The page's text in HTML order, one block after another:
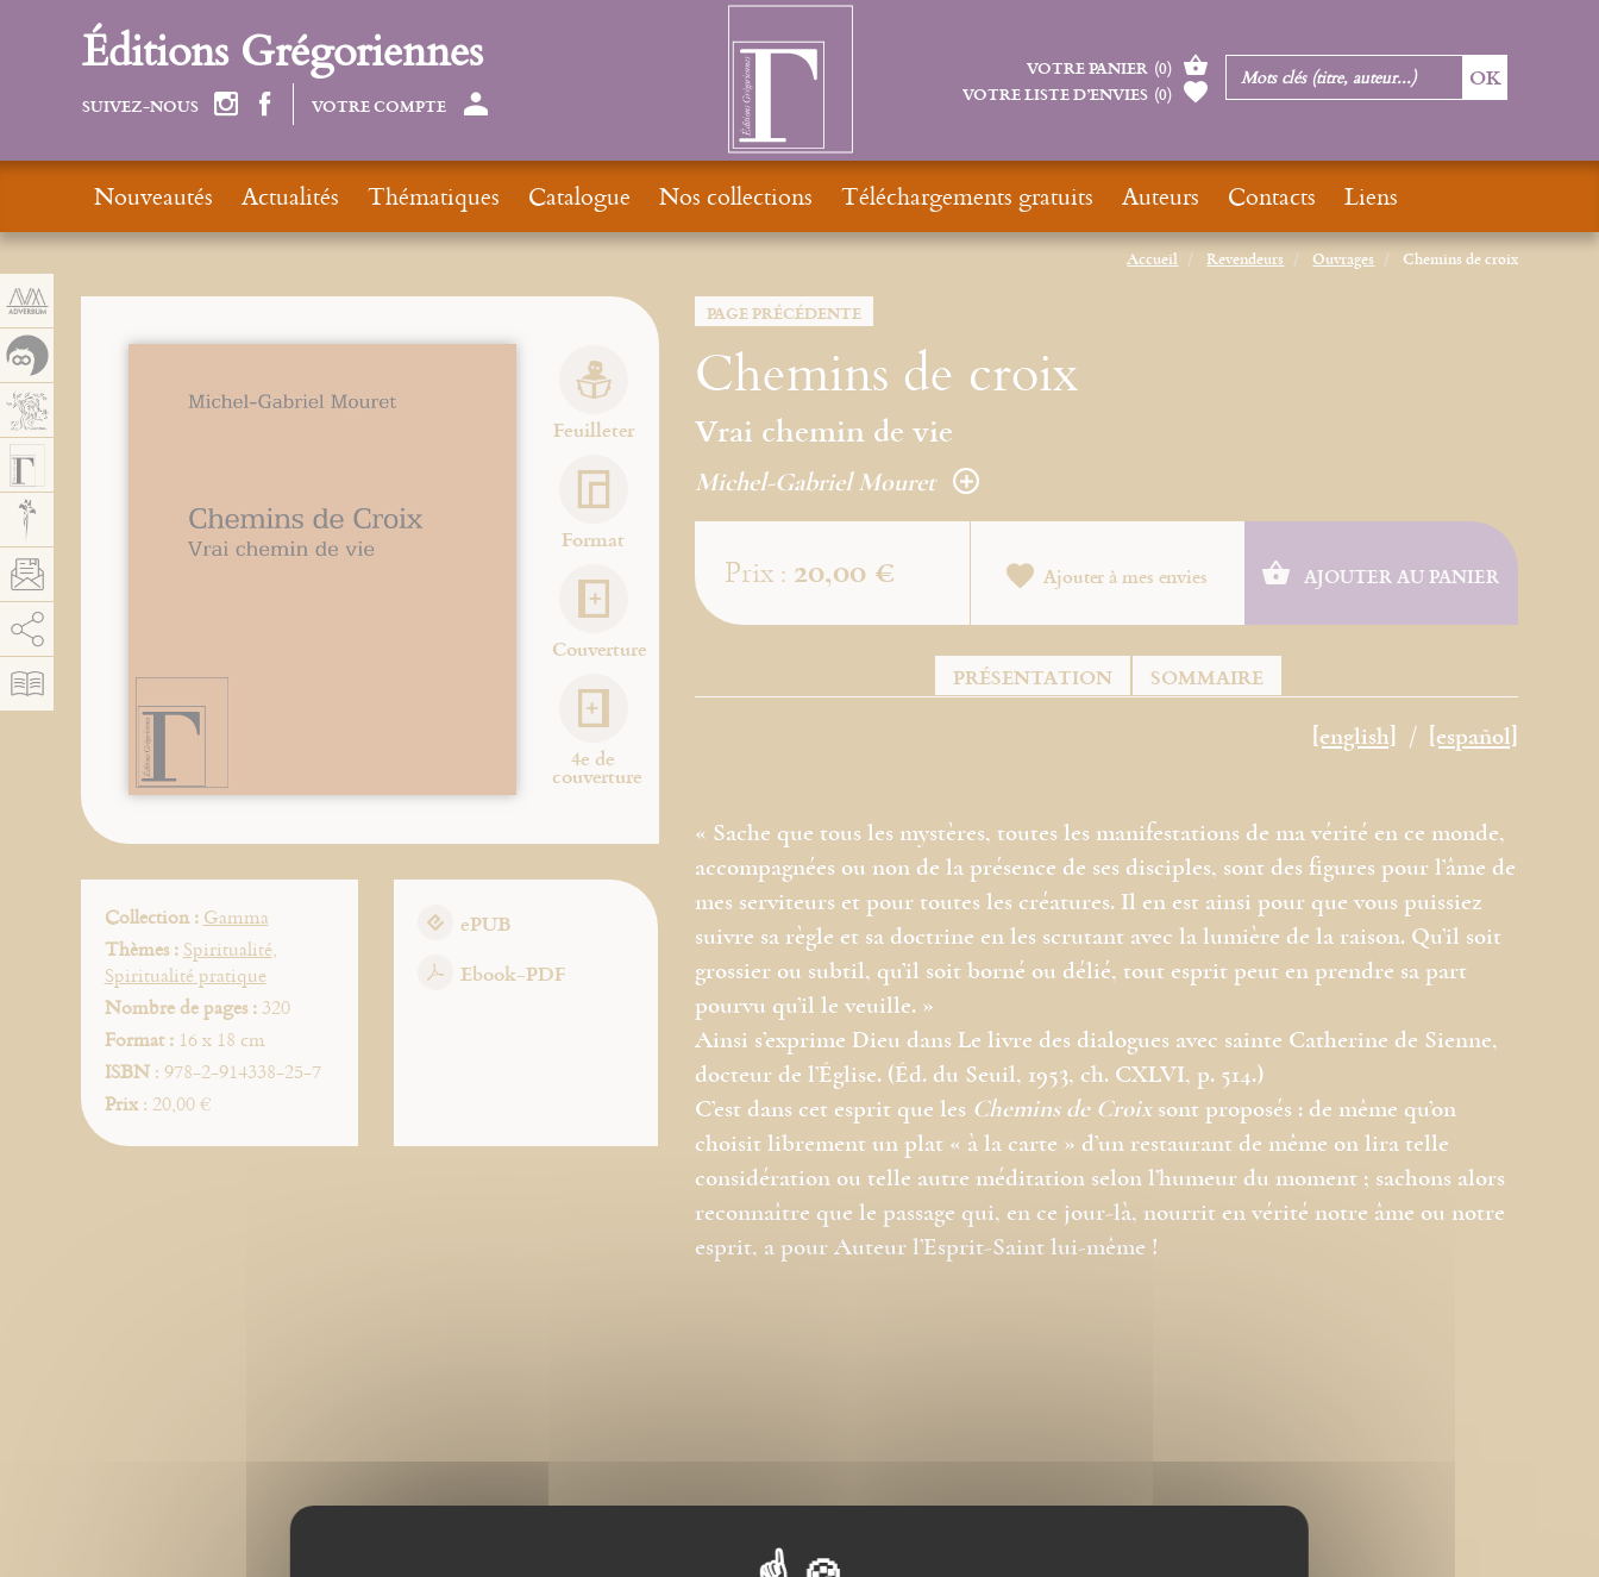
Accueil Revendeurs Ouvrages Chemins de croix
PAGE PRÉCÉDENTE
Chemins de croix
Vrai chemin de vie
Michel-Gabriel Mouret
Feuilleter
Format
Couverture
4e de
couverture
Collection : Gamma
Thèmes : Spiritualité,
Spiritualité pratique
Nombre de pages :320
Format :16 x 18 cm
ISBN: 978-2-914338-25-7
Prix: 20,00 €
ePUB
Ebook-PDF
Prix : 20,00 € Ajouter à mes envies AJOUTER AU PANIER
PRÉSENTATION SOMMAIRE
[english] [español]
« Sache que tous les mystères, toutes les manifestations de ma vérité en ce monde,
accompagnées ou non de la présence de ses disciples, sont des figures pour l’âme de
mes serviteurs et pour toutes les créatures. Il en est ainsi pour que vous puissiez
suivre sa règle et sa doctrine en les scrutant avec la lumière de la raison. Qu’il soit
grossier ou subtil, qu’il soit borné ou délié, tout esprit peut en prendre sa part
pourvu qu’il le veuille. »
Ainsi s’exprime Dieu dans Le livre des dialogues avec sainte Catherine de Sienne,
docteur de l’Église. (Éd. du Seuil, 1953, ch. CXLVI, p. 514.)
C’est dans cet esprit que les Chemins de Croixsont proposés : de même qu’on
choisit librement un plat « à la carte » d’un restaurant de même on lira telle
considération ou telle autre méditation selon l’humeur du moment ; sachons alors
reconnaître que le passage qui, en ce jour-là, nourrit en vérité notre âme ou notre
esprit, a pour Auteur l’Esprit-Saint lui-même !
Éditions Grégoriennes
SUIVEZ-NOUS VOTRE COMPTE
VOTRE PANIER (0)
VOTRE LISTE D’ENVIES (0)
Nouveautés Actualités Thématiques Catalogue Nos collections Téléchargements gratuits Auteurs Contacts Liens
Panneau de gestion des cookies